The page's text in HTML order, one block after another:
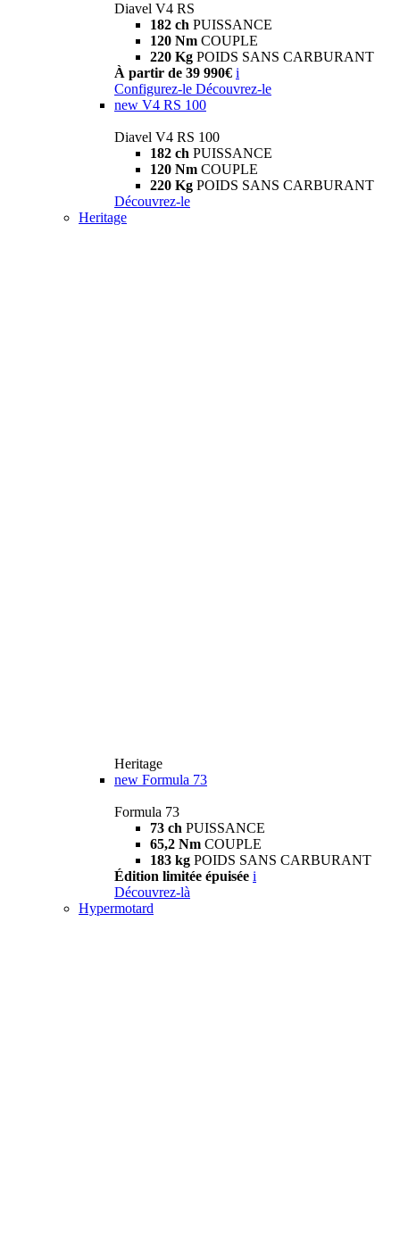
Diavel V4 RS
182 ch PUISSANCE
120 Nm COUPLE
220 Kg POIDS SANS CARBURANT
À partir de 39 990€ i
Configurez-le Découvrez-le
new V4 RS 100
Diavel V4 RS 100
182 ch PUISSANCE
120 Nm COUPLE
220 Kg POIDS SANS CARBURANT
Découvrez-le
Heritage
Heritage
new Formula 73
Formula 73
73 ch PUISSANCE
65,2 Nm COUPLE
183 kg POIDS SANS CARBURANT
Édition limitée épuisée i
Découvrez-là
Hypermotard